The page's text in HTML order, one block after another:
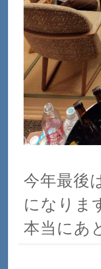
今年最後
になりま
本当にあ